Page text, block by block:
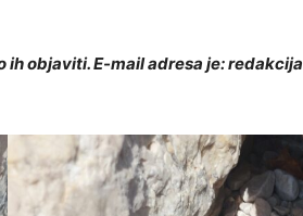
objaviti. E-mail adresa je: redakcija